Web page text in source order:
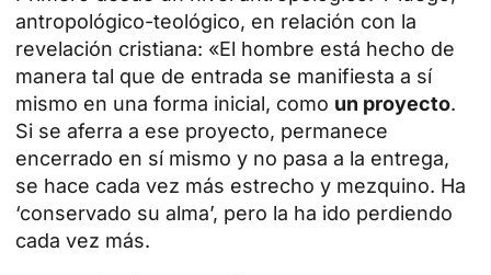
antropológico-teológico, en relación con la
revelación cristiana: «El hombre está hecho de
manera tal que de entrada se manifiesta a sí
mismo en una forma inicial, como un proyecto.
Si se aferra a ese proyecto, permanece
encerrado en sí mismo y no pasa a la entrega,
se hace cada vez más estrecho y mezquino. Ha
‘conservado su alma’, pero la ha ido perdiendo
cada vez más.